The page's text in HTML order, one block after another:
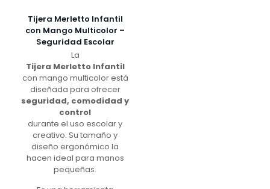
Tijera Merletto Infantil
con Mango Multicolor –
Seguridad Escolar
La
Tijera Merletto Infantil
con mango multicolor está
diseñada para ofrecer
seguridad, comodidad y
control
durante el uso escolar y
creativo. Su tamaño y
diseño ergonómico la
hacen ideal para manos
pequeñas.